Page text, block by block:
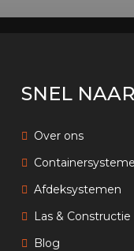
SNEL NAAR
Over ons
Afdeksystemen
Las & Constructie
Blog